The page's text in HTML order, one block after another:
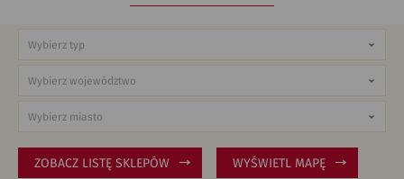
ZOBACZ LISTĘ SKLEPÓW WYŚWIETL MAPĘ